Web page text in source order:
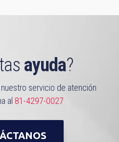
ayuda?
servicio de atención
al 81-4297-0027